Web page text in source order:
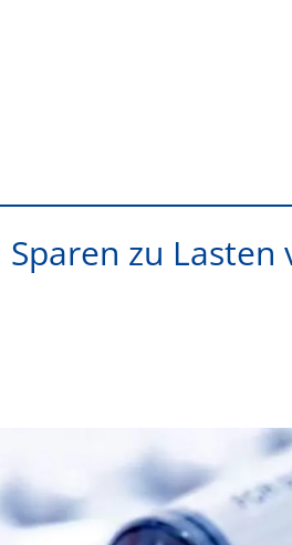
zu Lasten